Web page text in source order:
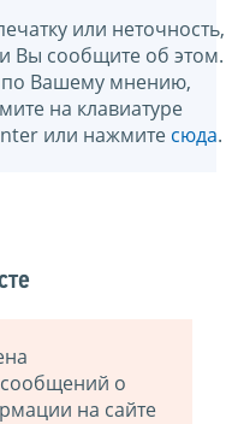
или неточность,
Вы сообщите об этом.
по Вашему мнению,
на клавиатуре
или нажмите сюда.
о
на сайте